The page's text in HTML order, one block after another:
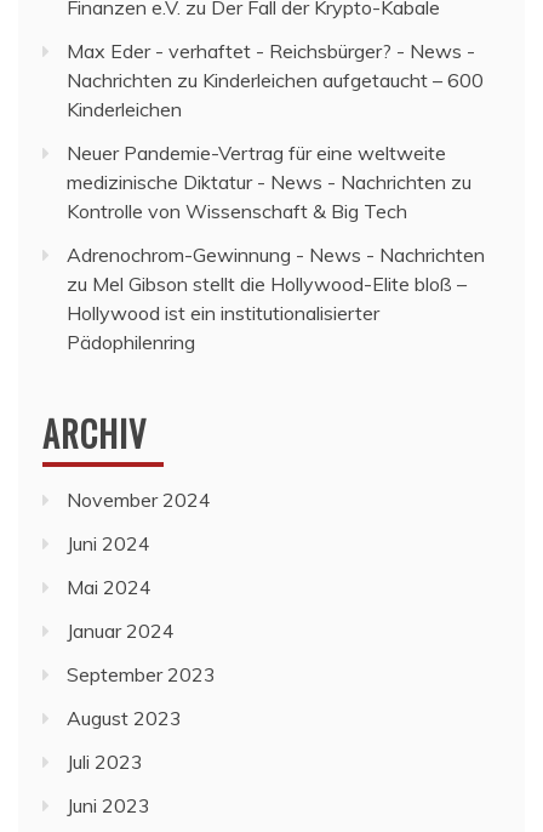
Finanzen e.V. zu Der Fall der Krypto-Kabale
Max Eder - verhaftet - Reichsbürger? - News -
Nachrichten zu Kinderleichen aufgetaucht – 600
Kinderleichen
Neuer Pandemie-Vertrag für eine weltweite
medizinische Diktatur - News - Nachrichten zu
Kontrolle von Wissenschaft & Big Tech
Adrenochrom-Gewinnung - News - Nachrichten
zu Mel Gibson stellt die Hollywood-Elite bloß –
Hollywood ist ein institutionalisierter
Pädophilenring
ARCHIV
November 2024
Juni 2024
Mai 2024
Januar 2024
September 2023
August 2023
Juli 2023
Juni 2023